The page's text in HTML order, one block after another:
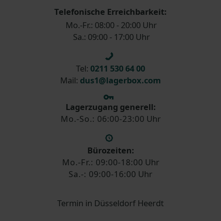
Telefonische Erreichbarkeit:
Mo.-Fr.: 08:00 - 20:00 Uhr
Sa.: 09:00 - 17:00 Uhr
Tel: 0211 530 64 00
Mail: dus1@lagerbox.com
Lagerzugang generell:
Mo.-So.: 06:00-23:00 Uhr
Termin in Düsseldorf Heerdt
Bürozeiten:
Mo.-Fr.: 09:00-18:00 Uhr
Sa.-: 09:00-16:00 Uhr